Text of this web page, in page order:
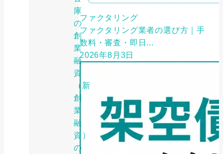
庫
の
創
業
融
資
（新
創
業
融
資）
の
ファクタリング
ファクタリング業者の選び方｜手
数料・審査・即日...
2026年8月3日